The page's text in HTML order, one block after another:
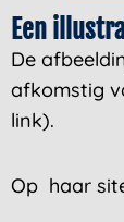
Een
De
afkomstig
link).
Op haar